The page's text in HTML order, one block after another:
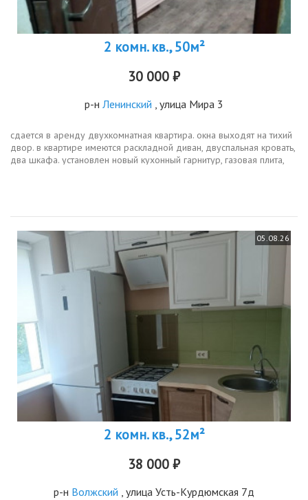
2 комн. кв., 50м²
30 000 ₽
р-н Ленинский , улица Мира 3
сдается в аренду двухкомнатная квартира. окна выходят на тихий
двор. в квартире имеются раскладной диван, двуспальная кровать,
два шкафа. установлен новый кухонный гарнитур, газовая плита,
05.08.26
2 комн. кв., 52м²
38 000 ₽
р-н Волжский , улица Усть-Курдюмская 7д